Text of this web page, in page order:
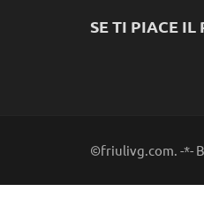
SE TI PIACE IL
©friulivg.com. -*-